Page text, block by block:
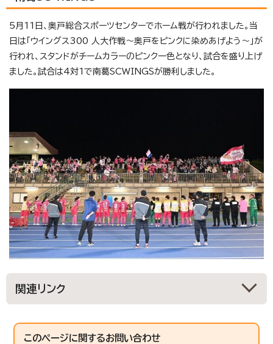
5月11日、奥戸総合スポーツセンターでホーム戦が行われました。当
日は「ウイングス300 人大作戦～奥戸をピンクに染めあげよう～」が
行われ、スタンドがチームカラーのピンク一色となり、試合を盛り上げ
ました。試合は4対1で南葛SCWINGSが勝利しました。
関連リンク
このページに関するお問い合わせ